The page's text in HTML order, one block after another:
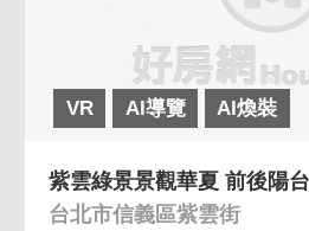
VR AI導覽 AI煥裝
台北市信義區紫雲街